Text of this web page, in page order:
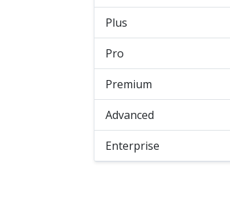
Plus
Pro
Premium
Advanced
Enterprise